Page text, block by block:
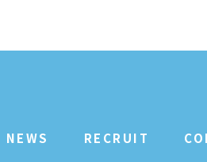
NEWS RECRUIT